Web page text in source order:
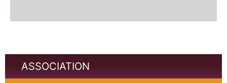
ASSOCIATION